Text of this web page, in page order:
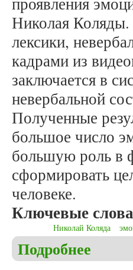
Николая
лексики,
кадрами из
заключается в
невербальной
Полученные
большое число
большую роль в
сформировать
человеке.
Ключевые
Николай Коляда
Подробнее